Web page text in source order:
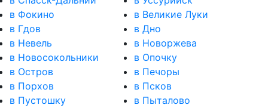
в Фокино
в Великие Луки
в Гдов
в Дно
в Невель
в Новоржева
в Новосокольники
в Опочку
в Остров
в Печоры
в Порхов
в Псков
в Пустошку
в Пыталово